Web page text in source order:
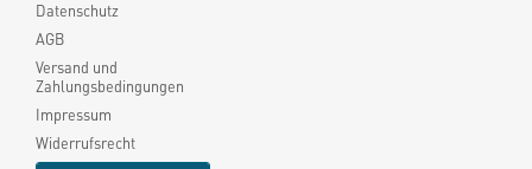
Datenschutz
AGB
Versand und
Zahlungsbedingungen
Impressum
Widerrufsrecht